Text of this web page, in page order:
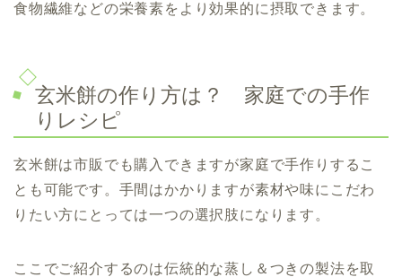
食物繊維などの栄養素をより効果的に摂取できます。
玄米餅の作り方は？ 家庭での手作
りレシピ
玄米餅は市販でも購入できますが家庭で手作りするこ
とも可能です。手間はかかりますが素材や味にこだわ
りたい方にとっては一つの選択肢になります。
ここでご紹介するのは伝統的な蒸し＆つきの製法を取